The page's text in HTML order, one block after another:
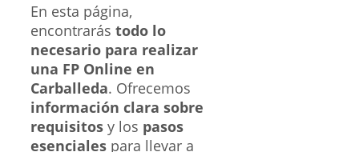
En esta página,
encontrarás todo lo
necesario para realizar
una FP Online en
Carballeda. Ofrecemos
información clara sobre
requisitos y los pasos
esenciales para llevar a